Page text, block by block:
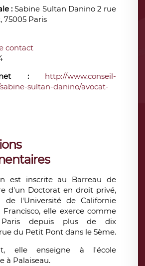
:Sabine Sultan Danino 2 rue
75005 Paris
contact
: http://www.conseil-
sultan-danino/avocat-
est inscrite au Barreau de
d'un Doctorat en droit privé,
l'Université de Californie
Francisco, elle exerce comme
depuis plus de dix
du Petit Pont dans le 5ème.
elle enseigne à l'école
à Palaiseau.